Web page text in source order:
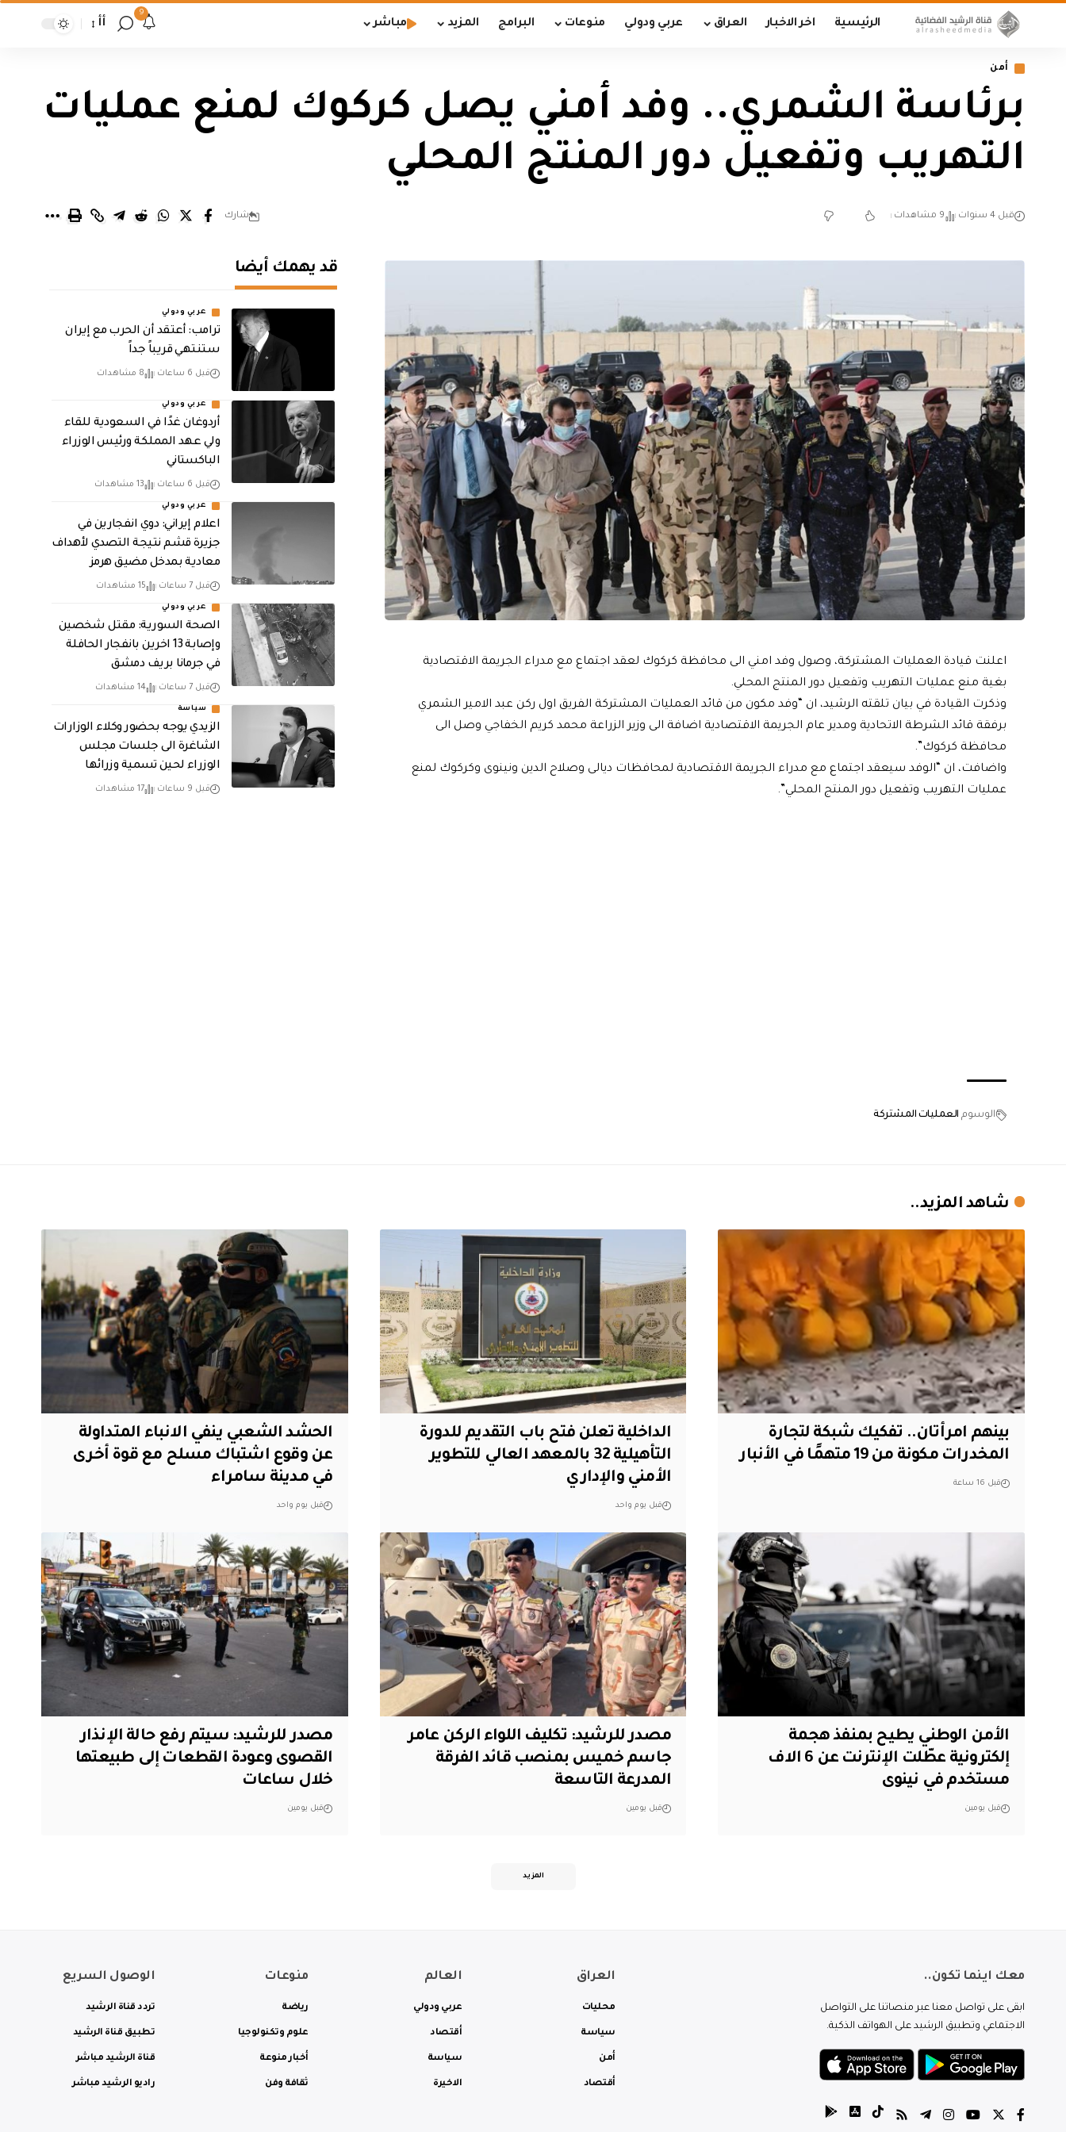
الرئيسية اخر الاخبار العراق عربي ودولي منوعات البرامج المزيد مباشر
9
أأ
أمن
برئاسة الشمري.. وفد أمني يصل كركوك لمنع عمليات
التهريب وتفعيل دور المنتج المحلي
قبل 4 سنوات 9 مشاهدات شارك
اعلنت قيادة العمليات المشتركة، وصول وفد امني الى محافظة كركوك لعقد اجتماع مع مدراء الجريمة الاقتصادية
بغية منع عمليات التهريب وتفعيل دور المنتج المحلي.
وذكرت القيادة في بيان تلقته الرشيد، ان “وفد مكون من قائد العمليات المشتركة الفريق اول ركن عبد الامير الشمري
برفقة قائد الشرطة الاتحادية ومدير عام الجريمة الاقتصادية اضافة الى وزير الزراعة محمد كريم الخفاجي وصل الى
محافظة كركوك”.
واضافت، ان “الوفد سيعقد اجتماع مع مدراء الجريمة الاقتصادية لمحافظات ديالى وصلاح الدين ونينوى وكركوك لمنع
عمليات التهريب وتفعيل دور المنتج المحلي”.
الوسوم العمليات المشتركة
قد يهمك أيضا
عربي ودولي
‏ترامب: أعتقد أن الحرب مع إيران
ستنتهي قريباً جداً
قبل 6 ساعات 8 مشاهدات
عربي ودولي
أردوغان غدًا في السعودية للقاء
ولي عهد المملكة ورئيس الوزراء
الباكستاني
قبل 6 ساعات 13 مشاهدات
عربي ودولي
اعلام إيراني: دوي انفجارين في
جزيرة قشم نتيجة التصدي لأهداف
معادية بمدخل مضيق هرمز
قبل 7 ساعات 15 مشاهدات
عربي ودولي
الصحة السورية: مقتل شخصين
وإصابة 13 اخرين بانفجار الحافلة
في جرمانا بريف دمشق
قبل 7 ساعات 14 مشاهدات
سياسة
الزيدي يوجه بحضور وكلاء الوزارات
الشاغرة الى جلسات مجلس
الوزراء لحين تسمية وزرائها
قبل 9 ساعات 17 مشاهدات
شاهد المزيد..
بينهم امرأتان.. تفكيك شبكة لتجارة
المخدرات مكونة من 19 متهمًا في الأنبار
قبل 16 ساعة
الداخلية تعلن فتح باب التقديم للدورة
التأهيلية 32 بالمعهد العالي للتطوير
الأمني والإداري
قبل يوم واحد
الحشد الشعبي ينفي الانباء المتداولة
عن وقوع اشتباك مسلح مع قوة أخرى
في مدينة سامراء
قبل يوم واحد
الأمن الوطني يطيح بمنفذ هجمة
إلكترونية عطّلت الإنترنت عن 6 الاف
مستخدم في نينوى
قبل يومين
مصدر للرشيد: تكليف اللواء الركن عامر
جاسم خميس بمنصب قائد الفرقة
المدرعة التاسعة
قبل يومين
مصدر للرشيد: سيتم رفع حالة الإنذار
القصوى وعودة القطعات إلى طبيعتها
خلال ساعات
قبل يومين
المزيد
معك اينما تكون..
ابقى على تواصل معنا عبر منصاتنا على التواصل
الاجتماعي وتطبيق الرشيد على الهواتف الذكية.
العراق
محليات
سياسة
أمن
أقتصاد
العالم
عربي ودولي
أقتصاد
سياسة
الاخيرة
منوعات
رياضة
علوم وتكنولوجيا
أخبار منوعة
ثقافة وفن
الوصول السريع
تردد قناة الرشيد
تطبيق قناة الرشيد
قناة الرشيد مباشر
راديو الرشيد مباشر